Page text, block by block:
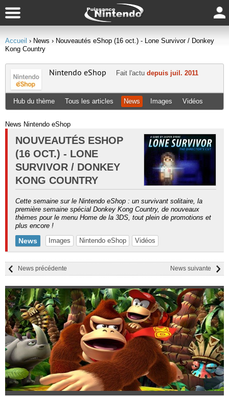
Accueil › News › Nouveautés eShop (16 oct.) - Lone Survivor / Donkey
Kong Country
Nintendo eShop Fait l'actu depuis juil. 2011
Hub du thème Tous les articles News Images Vidéos
News Nintendo eShop
NOUVEAUTÉS ESHOP
(16 OCT.) - LONE
SURVIVOR / DONKEY
KONG COUNTRY
Cette semaine sur le Nintendo eShop : un survivant solitaire, la
première semaine spécial Donkey Kong Country, de nouveaux
thèmes pour le menu Home de la 3DS, tout plein de promotions et
plus encore !
News Images Nintendo eShop Vidéos
News suivante
News précédente